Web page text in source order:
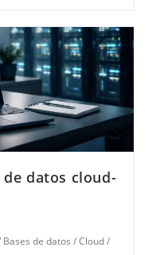
datos cloud-
Bases de datos /Cloud/